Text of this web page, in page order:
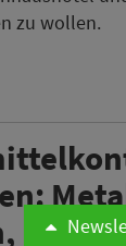
zu wollen.